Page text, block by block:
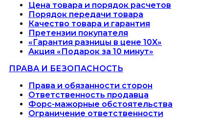
Цена товара и порядок расчетов
Порядок передачи товара
Качество товара и гарантия
Претензии покупателя
«Гарантия разницы в цене 10X»
Акция «Подарок за 10 минут»
ПРАВА И БЕЗОПАСНОСТЬ
Права и обязанности сторон
Ответственность продавца
Форс-мажорные обстоятельства
Ограничение ответственности